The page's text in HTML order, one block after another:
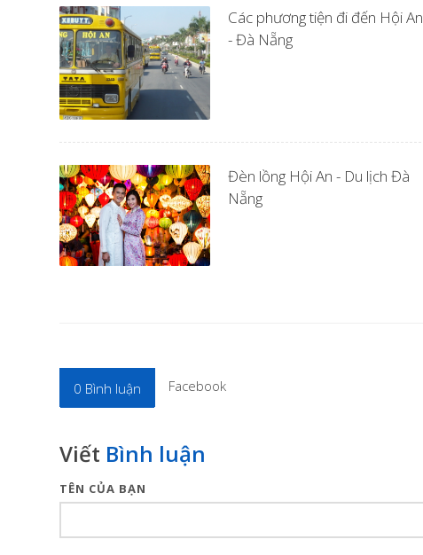
Các phương tiện đi đến Hội An
- Đà Nẵng
Đèn lồng Hội An - Du lịch Đà
Nẵng
0 Bình luận Facebook
Viết Bình luận
TÊN CỦA BẠN